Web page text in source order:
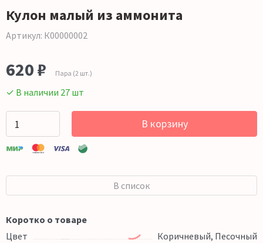
Кулон малый из аммонита
Артикул: К00000002
620 ₽ Пара (2 шт.)
✓ В наличии 27 шт
В корзину
В список
Коротко о товаре
Цвет
Коричневый, Песочный